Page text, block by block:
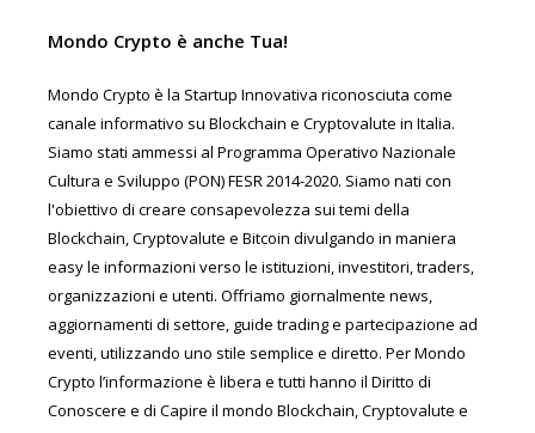
Mondo Crypto è anche Tua!
Mondo Crypto è la Startup Innovativa riconosciuta come
canale informativo su Blockchain e Cryptovalute in Italia.
Siamo stati ammessi al Programma Operativo Nazionale
Cultura e Sviluppo (PON) FESR 2014-2020. Siamo nati con
l'obiettivo di creare consapevolezza sui temi della
Blockchain, Cryptovalute e Bitcoin divulgando in maniera
easy le informazioni verso le istituzioni, investitori, traders,
organizzazioni e utenti. Offriamo giornalmente news,
aggiornamenti di settore, guide trading e partecipazione ad
eventi, utilizzando uno stile semplice e diretto. Per Mondo
Crypto l’informazione è libera e tutti hanno il Diritto di
Conoscere e di Capire il mondo Blockchain, Cryptovalute e